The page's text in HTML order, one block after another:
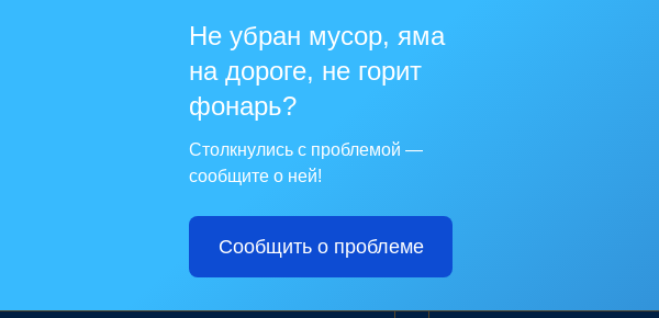
Не убран мусор, яма
на дороге, не горит
фонарь?
Столкнулись с проблемой —
сообщите о ней!
Сообщить о проблеме